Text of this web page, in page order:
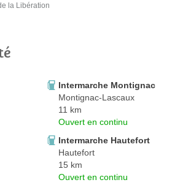
la Libération
Intermarche Montignac
Montignac-Lascaux
11 km
Ouvert en continu
Intermarche Hautefort
Hautefort
15 km
Ouvert en continu